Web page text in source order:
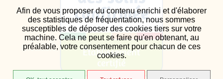
Afin de vous proposer du contenu enrichi et d'élaborer
des statistiques de fréquentation, nous sommes
susceptibles de déposer des cookies tiers sur votre
machine. Cela ne peut se faire qu'en obtenant, au
préalable, votre consentement pour chacun de ces
cookies.